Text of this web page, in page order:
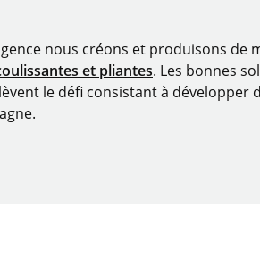
nous créons et produisons de
et pliantes. Les bonnes
le défi consistant à développer